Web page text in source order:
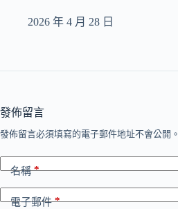
2026 年 4 月 28 日
發佈留言
發佈留言必須填寫的電子郵件地址不會公開。
名稱*
電子郵件*